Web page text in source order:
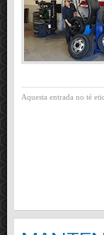
Aquesta entrada no té